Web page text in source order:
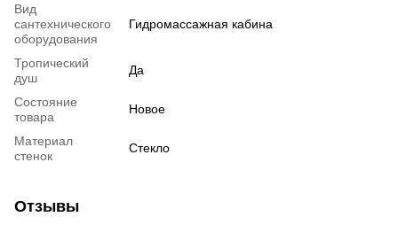
Вид
сантехнического
оборудования
Гидромассажная кабина
Тропический
душ
Да
Состояние
товара
Новое
Материал
стенок
Стекло
Отзывы